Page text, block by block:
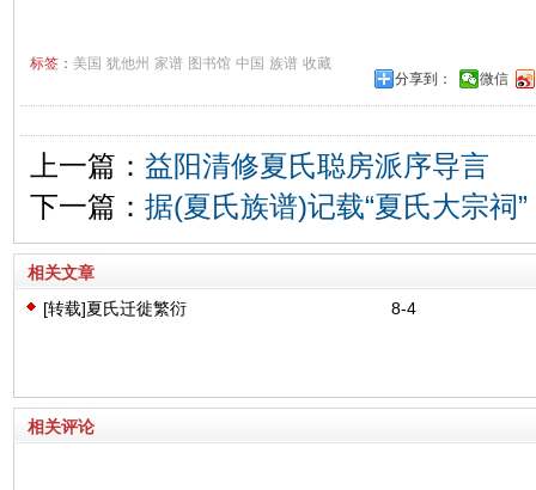
标签： 美国 犹他州 家谱 图书馆 中国 族谱 收藏
分享到：
微信
上一篇： 益阳清修夏氏聪房派序导言
下一篇： 据(夏氏族谱)记载“夏氏大宗祠”
相关文章
8-4
[转载]夏氏迁徙繁衍
相关评论